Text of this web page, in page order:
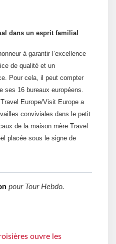
dans un esprit familial
à garantir l’excellence
de qualité et un
Pour cela, il peut compter
ses 16 bureaux européens.
Europe/Visit Europe a
conviviales dans le petit
de la maison mère Travel
placée sous le signe de
pour Tour Hebdo.
ouvre les